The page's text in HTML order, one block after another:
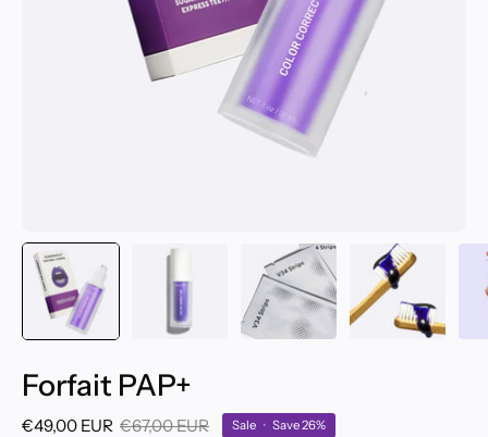
Forfait PAP+
€49,00 EUR €67,00 EUR Sale • Save26%